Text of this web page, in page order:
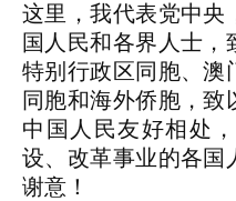
这里，我代表党中央
国人民和各界人士，
特别行政区同胞、澳
同胞和海外侨胞，致
中国人民友好相处
设、改革事业的各国
谢意！